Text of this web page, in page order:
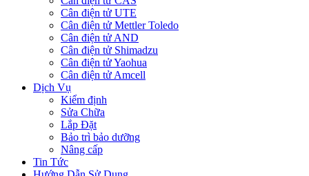
Cân điện tử UTE
Cân điện tử Mettler Toledo
Cân điện tử AND
Cân điện tử Shimadzu
Cân điện tử Yaohua
Cân điện tử Amcell
Dịch Vụ
Kiểm định
Sửa Chữa
Lắp Đặt
Bảo trì bảo dưỡng
Nâng cấp
Tin Tức